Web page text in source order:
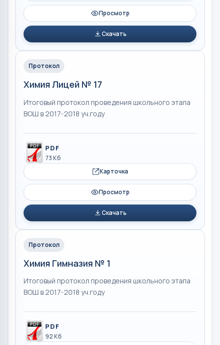
Просмотр
Скачать
Протокол
Химия Лицей № 17
Итоговый протокол проведения школьного этапа
ВОШ в 2017-2018 уч.году
PDF
73 Кб
Карточка
Просмотр
Скачать
Протокол
Химия Гимназия № 1
Итоговый протокол проведения школьного этапа
ВОШ в 2017-2018 уч.году
PDF
92 Кб